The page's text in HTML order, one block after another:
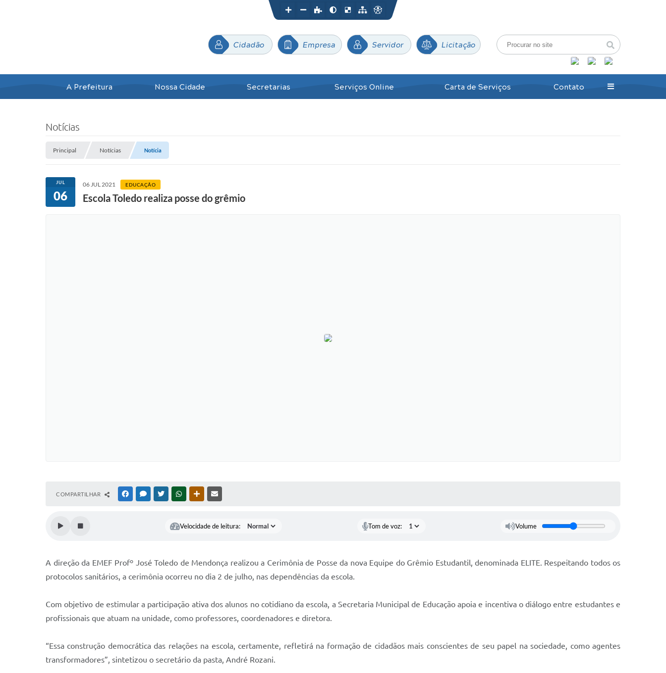
Cidadão Empresa Servidor Licitação
A Prefeitura Nossa Cidade Secretarias Serviços Online Carta de Serviços Contato
Notícias
Principal Notícias Notícia
JUL
06
06 JUL 2021 EDUCAÇÃO
Escola Toledo realiza posse do grêmio
COMPARTILHAR FACEBOOKMESSENGER
TWITTERWHATSAPPOUTRAS MÍDIAS
Velocidade de leitura: Tom de voz: Volume
A direção da EMEF Profº José Toledo de Mendonça realizou a Cerimônia de Posse da nova Equipe do Grêmio Estudantil, denominada ELITE. Respeitando todos os
protocolos sanitários, a cerimônia ocorreu no dia 2 de julho, nas dependências da escola.
Com objetivo de estimular a participação ativa dos alunos no cotidiano da escola, a Secretaria Municipal de Educação apoia e incentiva o diálogo entre estudantes e
profissionais que atuam na unidade, como professores, coordenadores e diretora.
“Essa construção democrática das relações na escola, certamente, refletirá na formação de cidadãos mais conscientes de seu papel na sociedade, como agentes
transformadores”, sintetizou o secretário da pasta, André Rozani.